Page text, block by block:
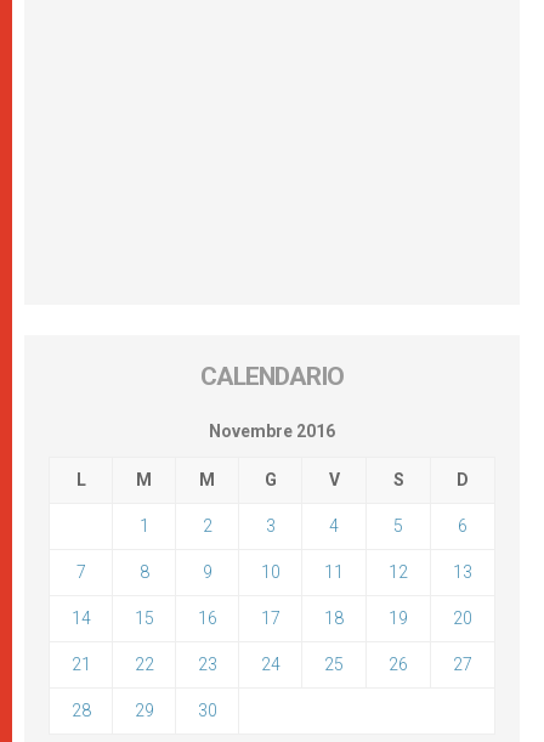
CALENDARIO
Novembre 2016
L M M G V S D
1 2 3 4 5 6
7 8 9 10 11 12 13
14 15 16 17 18 19 20
21 22 23 24 25 26 27
28 29 30